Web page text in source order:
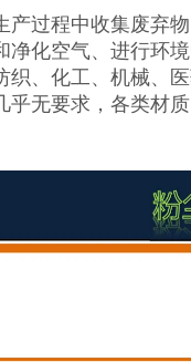
过程中收集废弃
化空气、进行环
、化工、机械、
无要求，各类材